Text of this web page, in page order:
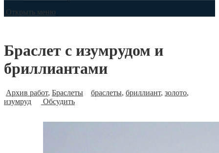
Открыть меню
Браслет с изумрудом и
бриллиантами
Архив работ, Браслеты браслеты, бриллиант, золото,
изумруд
Обсудить